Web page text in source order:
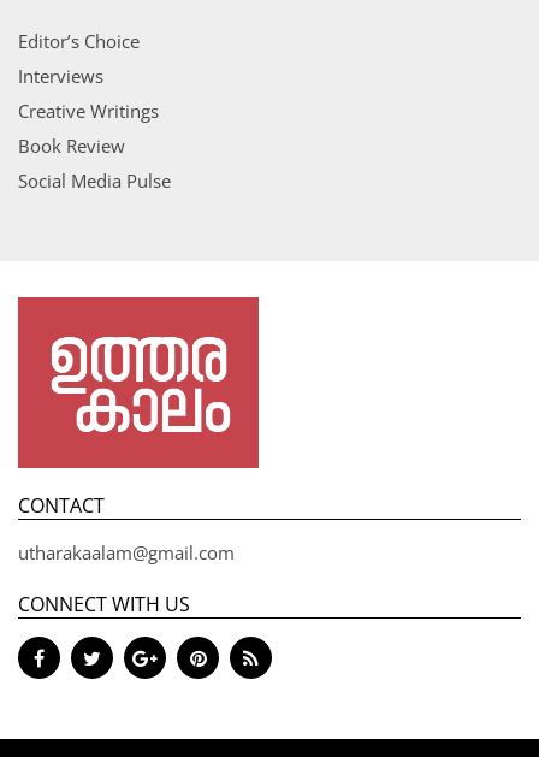
Editor’s Choice
Interviews
Creative Writings
Book Review
Social Media Pulse
CONTACT
utharakaalam@gmail.com
CONNECT WITH US